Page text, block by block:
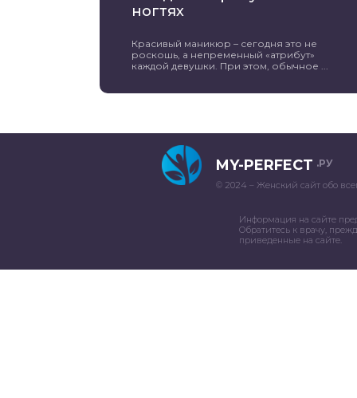
ногтях
Красивый маникюр – сегодня это не
роскошь, а непременный «атрибут»
каждой девушки. При этом, обычное ...
MY-PERFECT .РУ
© 2024 – Женский сайт обо
Информация на сайте
Обратитесь к врачу,
приведенные на сайте.